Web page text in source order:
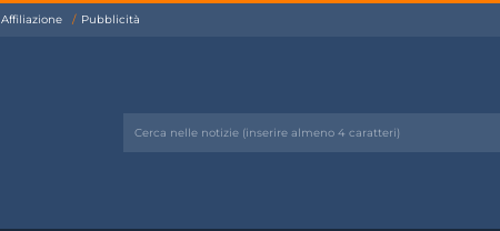
Affiliazione Pubblicità